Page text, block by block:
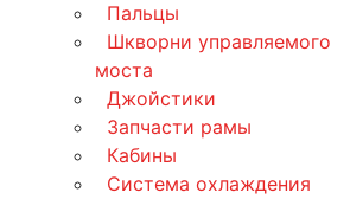
Пальцы
Шкворни управляемого
моста
Джойстики
Запчасти рамы
Кабины
Система охлаждения